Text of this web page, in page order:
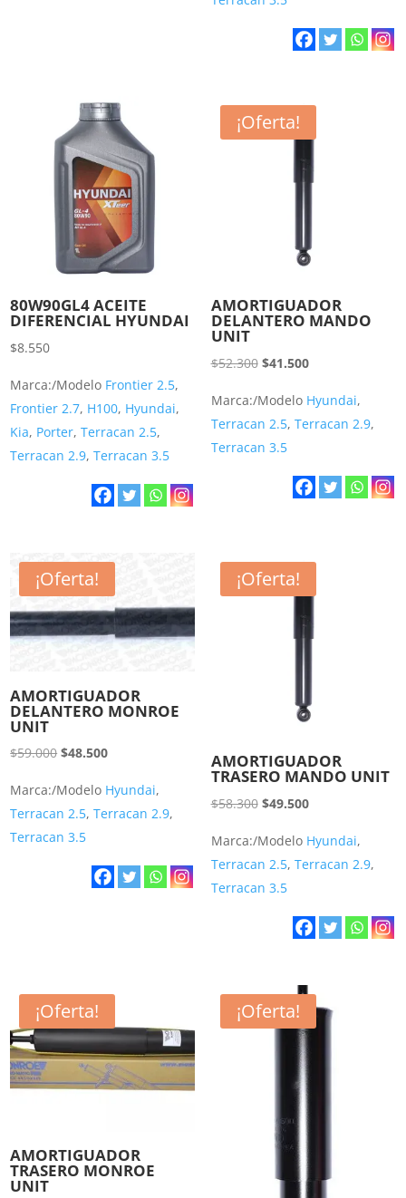
80W90GL4 ACEITE
DIFERENCIAL HYUNDAI
$8.550
Marca:/Modelo Frontier 2.5,
Frontier 2.7, H100, Hyundai,
Kia, Porter,Terracan 2.5,
Terracan 2.9,Terracan 3.5
¡Oferta!
AMORTIGUADOR
DELANTERO MANDO
UNIT
$52.300 El
original
era:
$52.300.
$41.500El
actual
es:
Marca:/Modelo Hyundai,
Terracan 2.5, Terracan 2.9,
Terracan 3.5
¡Oferta!
AMORTIGUADOR
DELANTERO MONROE
UNIT
$59.000 El
original
era:
$59.000.
$48.500El
actual
es:
Marca:/Modelo Hyundai,
Terracan 2.5,Terracan 2.9,
Terracan 3.5
¡Oferta!
AMORTIGUADOR
TRASERO MANDO UNIT
$58.300 El
original
era:
$58.300.
$49.500El
actual
es:
Marca:/Modelo Hyundai,
Terracan 2.5, Terracan 2.9,
Terracan 3.5
¡Oferta!
AMORTIGUADOR
TRASERO MONROE
UNIT
¡Oferta!